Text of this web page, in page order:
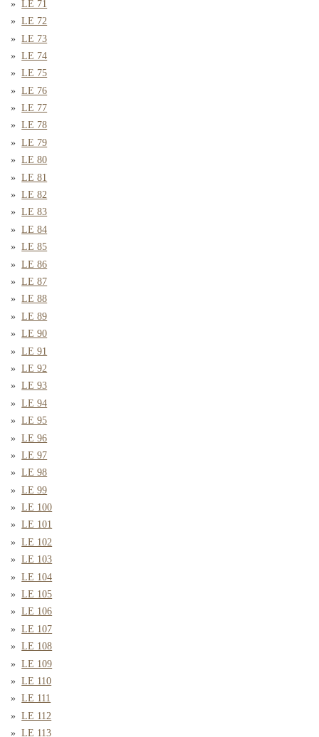
LE 71
LE 72
LE 73
LE 74
LE 75
LE 76
LE 77
LE 78
LE 79
LE 80
LE 81
LE 82
LE 83
LE 84
LE 85
LE 86
LE 87
LE 88
LE 89
LE 90
LE 91
LE 92
LE 93
LE 94
LE 95
LE 96
LE 97
LE 98
LE 99
LE 100
LE 101
LE 102
LE 103
LE 104
LE 105
LE 106
LE 107
LE 108
LE 109
LE 110
LE 111
LE 112
LE 113